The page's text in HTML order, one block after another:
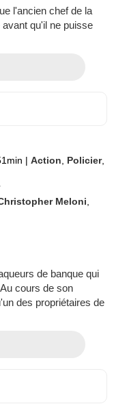
l'ancien chef de la
qu'il ne puisse
| Action Policier,
Meloni
de banque qui
cours de son
des propriétaires de